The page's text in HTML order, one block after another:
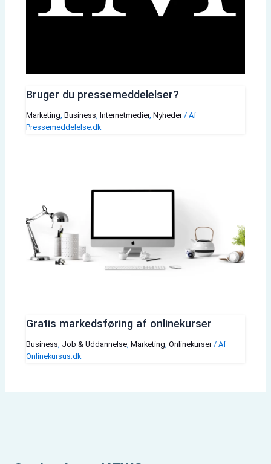
Bruger du pressemeddelelser?
Marketing Business Internetmedier, Nyheder/ Af
Pressemeddelelse.dk
Gratis markedsføring af onlinekurser
Business Job & Uddannelse, Marketing Onlinekurser/ Af
Onlinekursus.dk